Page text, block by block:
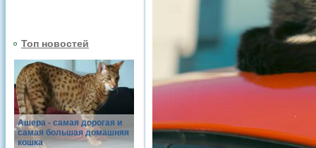
Топ новостей
Ашера - самая дорогая и
самая большая домашняя
кошка